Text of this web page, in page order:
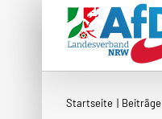
Startseite Beiträge